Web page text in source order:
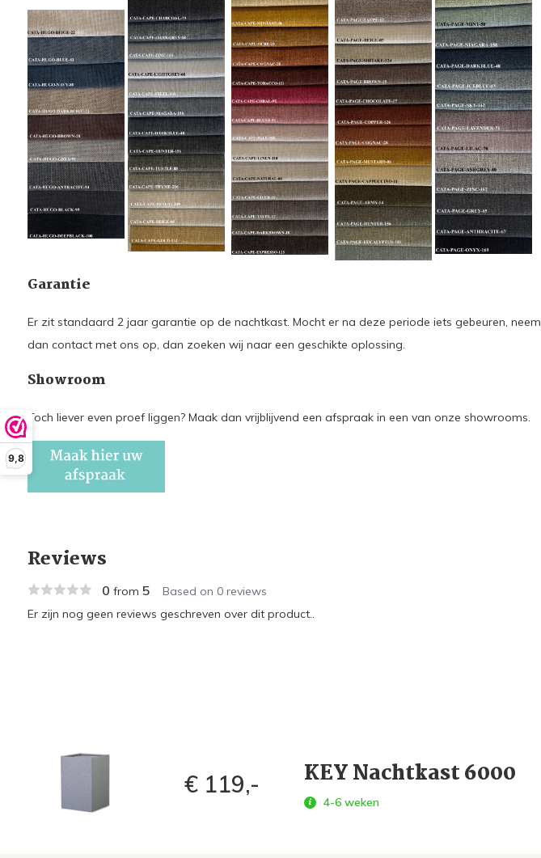
9,8
Garantie
Er zit standaard 2 jaar garantie op de nachtkast. Mocht er na deze periode iets gebeuren, neem
dan contact met ons op, dan zoeken wij naar een geschikte oplossing.
Showroom
Toch liever even proef liggen? Maak dan vrijblijvend een afspraak in een van onze showrooms.
Reviews
0 from 5 Based on 0 reviews
Er zijn nog geen reviews geschreven over dit product..
€ 119,- KEY Nachtkast 6000
4-6 weken